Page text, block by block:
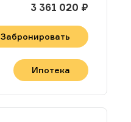
3 361 020 ₽
Забронировать
Ипотека